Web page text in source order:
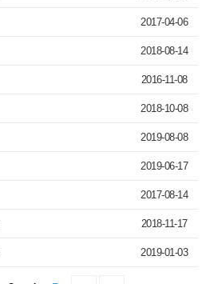
2017-04-06
2018-08-14
2016-11-08
2018-10-08
2019-08-08
2019-06-17
2017-08-14
2018-11-17
2019-01-03